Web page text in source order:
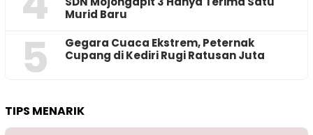
Murid Baru
5
‎Gegara Cuaca Ekstrem, Peternak
Cupang di Kediri Rugi Ratusan Juta
TIPS MENARIK